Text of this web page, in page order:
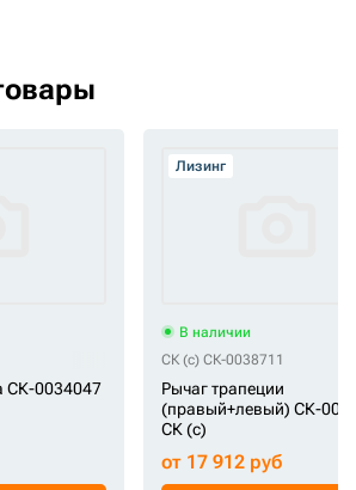
СК-0034047
Лизинг
В наличии
СК (c) СК-0038711
Рычаг трапеции
(правый+левый) СК-
СК (c)
от 17 912 руб